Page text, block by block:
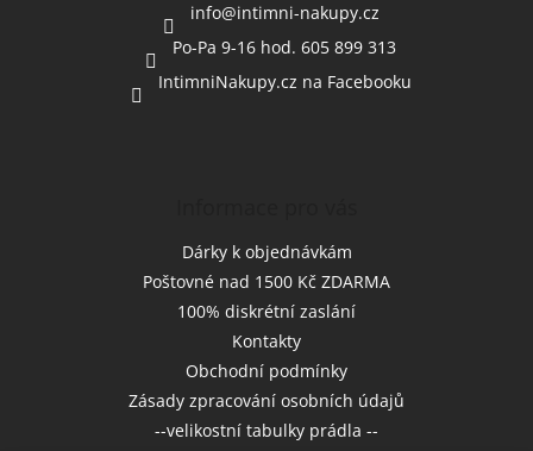
info@intimni-nakupy.cz
Po-Pa 9-16 hod. 605 899 313
IntimniNakupy.cz na Facebooku
Dárky k objednávkám
Poštovné nad 1500 Kč ZDARMA
100% diskrétní zaslání
Kontakty
Obchodní podmínky
Zásady zpracování osobních údajů
--velikostní tabulky prádla --